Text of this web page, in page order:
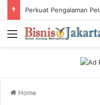
Menu
Home